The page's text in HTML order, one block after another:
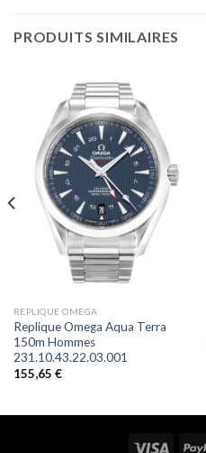
PRODUITS SIMILAIRES
REPLIQUE OMEGA
Replique Omega Aqua Terra
150m Hommes
231.10.43.22.03.001
155,65 €